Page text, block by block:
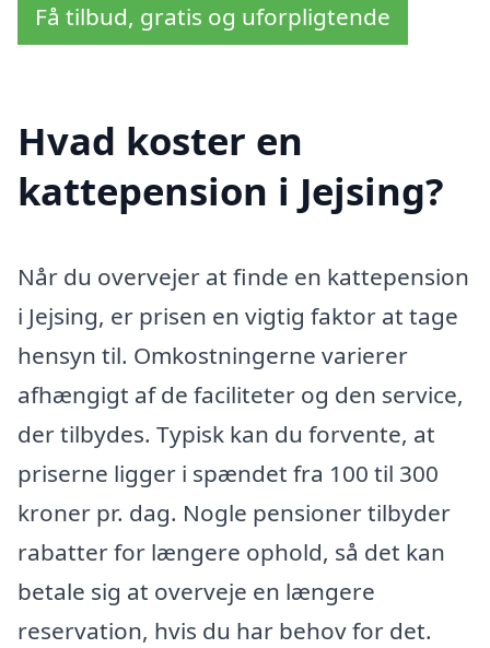
Få tilbud, gratis og uforpligtende
Hvad koster en
kattepension i Jejsing?
Når du overvejer at finde en kattepension
i Jejsing, er prisen en vigtig faktor at tage
hensyn til. Omkostningerne varierer
afhængigt af de faciliteter og den service,
der tilbydes. Typisk kan du forvente, at
priserne ligger i spændet fra 100 til 300
kroner pr. dag. Nogle pensioner tilbyder
rabatter for længere ophold, så det kan
betale sig at overveje en længere
reservation, hvis du har behov for det.